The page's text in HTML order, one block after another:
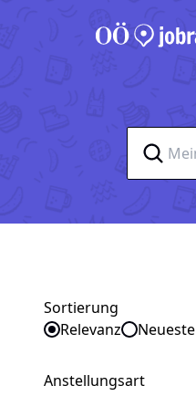
Sortierung
Sortieren nach
Relevanz Neueste
Anstellungsart